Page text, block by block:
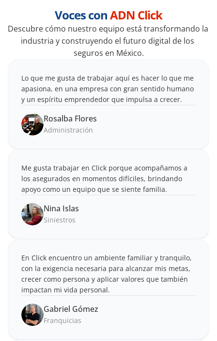
Voces con ADN Click
Descubre cómo nuestro equipo está transformando la
industria y construyendo el futuro digital de los
seguros en México.
Lo que me gusta de trabajar aquí es hacer lo que me
apasiona, en una empresa con gran sentido humano
y un espíritu emprendedor que impulsa a crecer.
Rosalba Flores
Administración
Me gusta trabajar en Click porque acompañamos a
los asegurados en momentos difíciles, brindando
apoyo como un equipo que se siente familia.
Nina Islas
Siniestros
En Click encuentro un ambiente familiar y tranquilo,
con la exigencia necesaria para alcanzar mis metas,
crecer como persona y aplicar valores que también
impactan mi vida personal.
Gabriel Gómez
Franquicias